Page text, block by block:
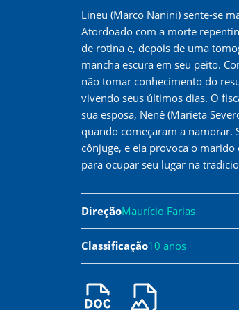
Lineu (Marco Nanini) sente-se
Atordoado com a morte
de rotina e, depois de uma
mancha escura em seu peito.
não tomar conhecimento do
vivendo seus últimos dias. O
sua esposa, Nenê (Marieta
quando começaram a namorar.
cônjuge, e ela provoca o
para ocupar seu lugar na
DireçãoMaurício Farias
Classificação10 anos